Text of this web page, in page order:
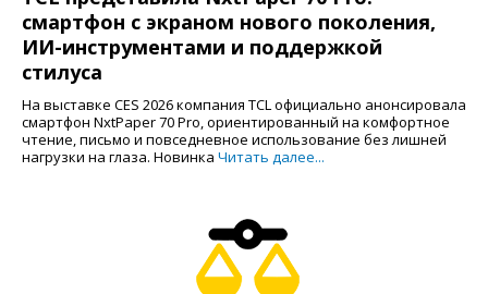
смартфон с экраном нового поколения,
ИИ-инструментами и поддержкой
стилуса
На выставке CES 2026 компания TCL официально анонсировала
смартфон NxtPaper 70 Pro, ориентированный на комфортное
чтение, письмо и повседневное использование без лишней
нагрузки на глаза. Новинка Читать далее...